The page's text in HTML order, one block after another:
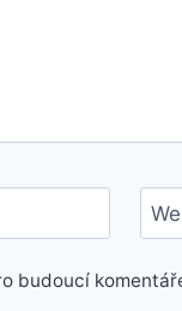
budoucí